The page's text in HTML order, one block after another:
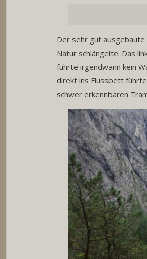
Der sehr gut
Natur schlängelte. Das
führte irgendwann kein
direkt ins Flussbett
schwer erkennbaren